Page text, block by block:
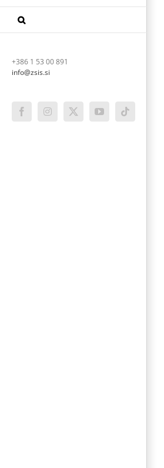
+386 1 53 00 891
info@zsis.si
FacebookInstagram
X YouTubeTiktok